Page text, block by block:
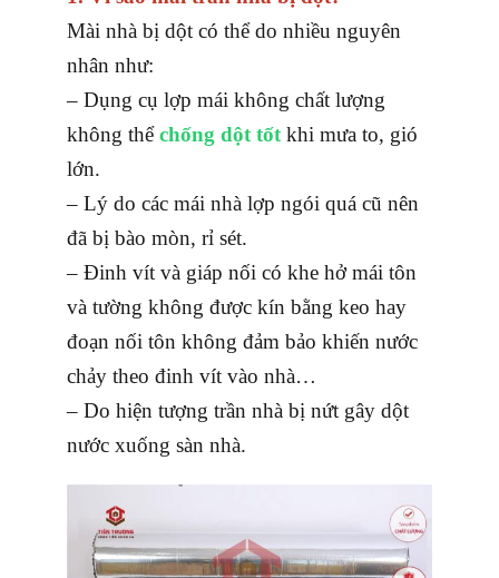
Mài nhà bị dột có thể do nhiều nguyên
nhân như:
– Dụng cụ lợp mái không chất lượng
không thểchống dột tốt khi mưa to, gió
lớn.
– Lý do các mái nhà lợp ngói quá cũ nên
đã bị bào mòn, rỉ sét.
– Đinh vít và giáp nối có khe hở mái tôn
và tường không được kín bằng keo hay
đoạn nối tôn không đảm bảo khiến nước
chảy theo đinh vít vào nhà…
– Do hiện tượng trần nhà bị nứt gây dột
nước xuống sàn nhà.